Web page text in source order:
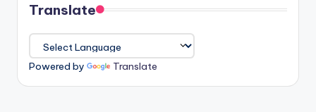
Translate
Powered by Translate